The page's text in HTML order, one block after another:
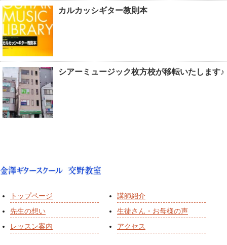
カルカッシギター教則本
シアーミュージック枚方校が移転いたします♪
トップページ
先生の想い
レッスン案内
講師紹介
生徒さん・お母様の声
アクセス